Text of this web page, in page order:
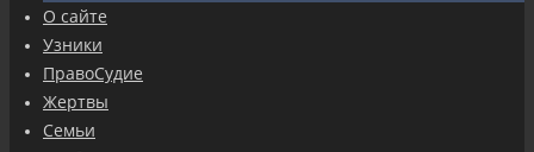
О сайте
Узники
ПравоСудие
Жертвы
Семьи